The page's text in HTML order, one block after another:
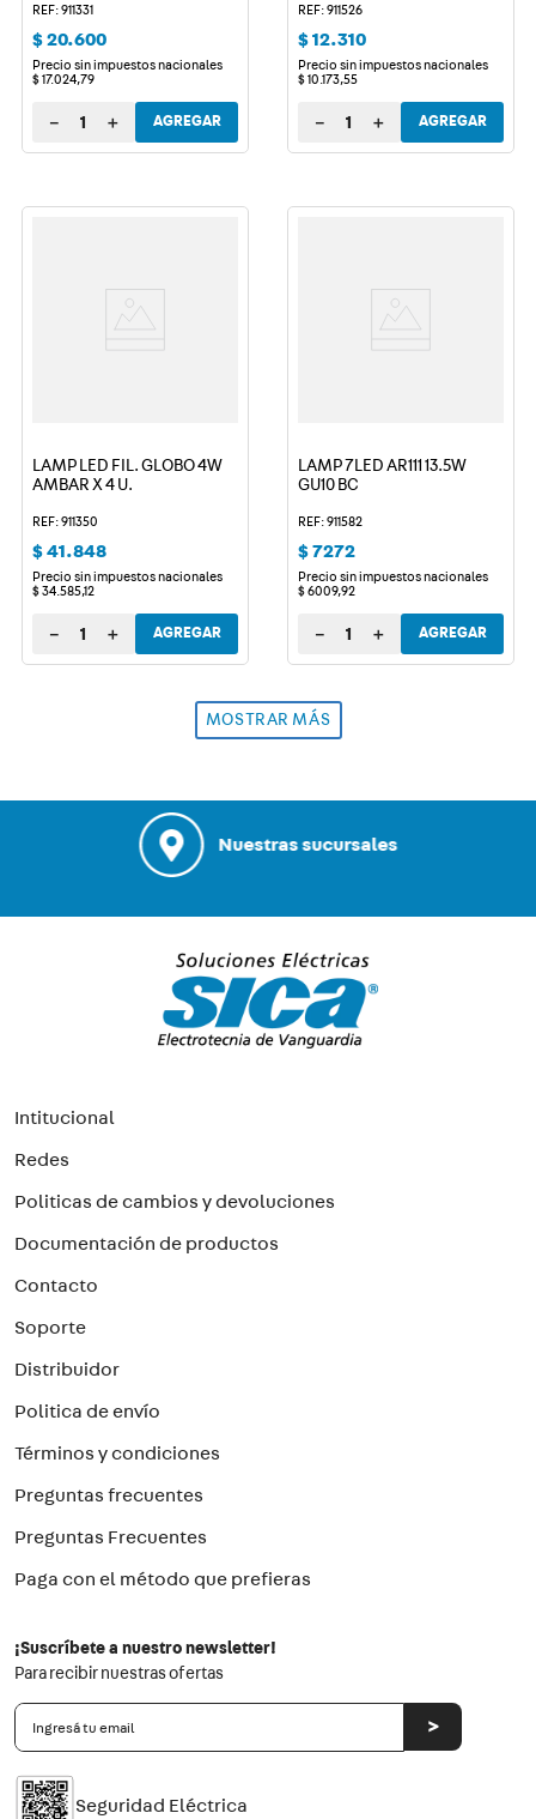
REF: 911331
$20.600
Precio sin impuestos nacionales
$17.024,79
＋
－ AGREGAR
REF: 911526
$12.310
Precio sin impuestos nacionales
$10 173,55
＋
－ AGREGAR
LAMP LED FIL. GLOBO 4W
AMBAR X 4 U.
REF: 911350
$41.848
Precio sin impuestos nacionales
$34 585,12
＋
－ AGREGAR
LAMP 7LED AR111 13.5W
GU10 BC
REF: 911582
$7272
Precio sin impuestos nacionales
$6009,92
＋
－ AGREGAR
Nuestras sucursales
Intitucional
Redes
Politicas de cambios y devoluciones
Documentación de productos
Contacto
Soporte
Distribuidor
Politica de envío
Términos y condiciones
Preguntas frecuentes
Preguntas Frecuentes
Paga con el método que prefieras
¡Suscríbete a nuestro newsletter!
Para recibir nuestras ofertas
>
Seguridad Eléctrica